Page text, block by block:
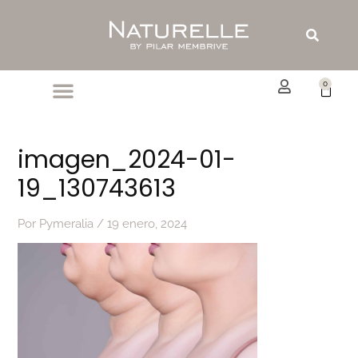
Buscar
0
imagen_2024-01-
19_130743613
Por Pymeralia /19 enero, 2024